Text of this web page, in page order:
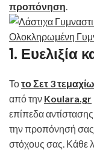
προπόνηση.
1. Ευελιξία
Τοτο Σετ 3
από την Koulara.gr
επίπεδα
την προπόνησή σας
στόχους σας. Κάθε